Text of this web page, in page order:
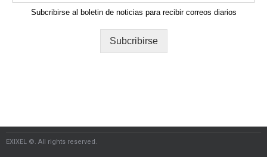
Subcribirse al boletin de noticias para recibir correos diarios
Subcribirse
EXIXEL ©. All rights reserved.